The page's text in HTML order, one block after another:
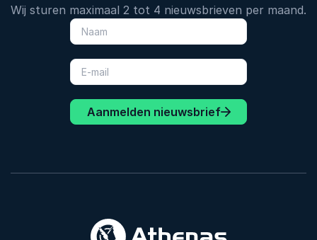
Wij sturen maximaal 2 tot 4 nieuwsbrieven per maand.
Aanmelden nieuwsbrief